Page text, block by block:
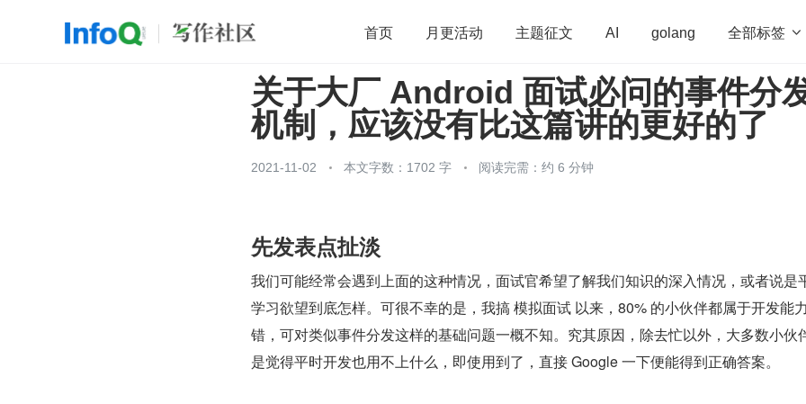
首页 月更活动 主题征文 AI golang 全部标签 
开源 架构 OpenHarmony 算法 学习方法 Web3.0 高
团队管理 程序员 运维 深度思考 低代码 redis
关于大厂 Android 面试必问的事件分
机制，应该没有比这篇讲的更好的了
2021-11-02 本文字数：1702 字 阅读完需：约 6 分钟
先发表点扯淡
我们可能经常会遇到上面的这种情况，面试官希望了解我们知识的深入情况，或者说是
学习欲望到底怎样。可很不幸的是，我搞 模拟面试 以来，80% 的小伙伴都属于开发能
错，可对类似事件分发这样的基础问题一概不知。究其原因，除去忙以外，大多数小伙
是觉得平时开发也用不上什么，即使用到了，直接 Google 一下便能得到正确答案。